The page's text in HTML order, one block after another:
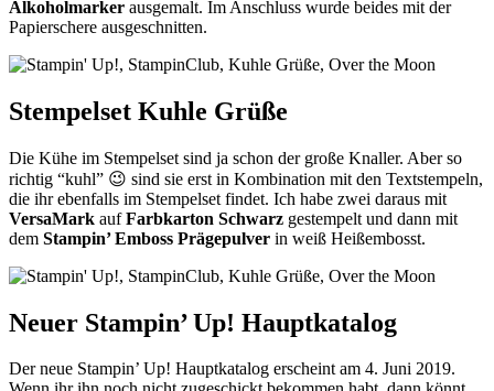
Alkoholmarker ausgemalt. Im Anschluss wurde beides mit der
Papierschere ausgeschnitten.
Stempelset Kuhle Grüße
Die Kühe im Stempelset sind ja schon der große Knaller. Aber so
richtig “kuhl” 😉 sind sie erst in Kombination mit den Textstempeln,
die ihr ebenfalls im Stempelset findet. Ich habe zwei daraus mit
VersaMark aufFarbkarton Schwarz gestempelt und dann mit
dem Stampin’ Emboss Prägepulver in weiß Heißembosst.
Neuer Stampin’ Up! Hauptkatalog
Der neue Stampin’ Up! Hauptkatalog erscheint am 4. Juni 2019.